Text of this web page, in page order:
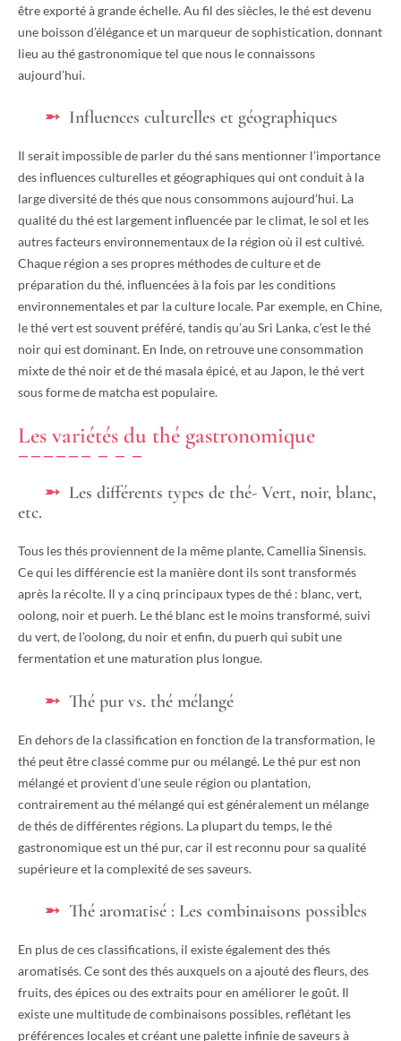
être exporté à grande échelle. Au fil des siècles, le thé est devenu
une boisson d’élégance et un marqueur de sophistication, donnant
lieu au thé gastronomique tel que nous le connaissons
aujourd’hui.
Influences culturelles et géographiques
Il serait impossible de parler du thé sans mentionner l’importance
des influences culturelles et géographiques qui ont conduit à la
large diversité de thés que nous consommons aujourd’hui. La
qualité du thé est largement influencée par le climat, le sol et les
autres facteurs environnementaux de la région où il est cultivé.
Chaque région a ses propres méthodes de culture et de
préparation du thé, influencées à la fois par les conditions
environnementales et par la culture locale. Par exemple, en Chine,
le thé vert est souvent préféré, tandis qu’au Sri Lanka, c’est le thé
noir qui est dominant. En Inde, on retrouve une consommation
mixte de thé noir et de thé masala épicé, et au Japon, le thé vert
sous forme de matcha est populaire.
Les variétés du thé gastronomique
Les différents types de thé- Vert, noir, blanc,
etc.
Tous les thés proviennent de la même plante, Camellia Sinensis.
Ce qui les différencie est la manière dont ils sont transformés
après la récolte. Il y a cinq principaux types de thé : blanc, vert,
oolong, noir et puerh. Le thé blanc est le moins transformé, suivi
du vert, de l’oolong, du noir et enfin, du puerh qui subit une
fermentation et une maturation plus longue.
Thé pur vs. thé mélangé
En dehors de la classification en fonction de la transformation, le
thé peut être classé comme pur ou mélangé. Le thé pur est non
mélangé et provient d’une seule région ou plantation,
contrairement au thé mélangé qui est généralement un mélange
de thés de différentes régions. La plupart du temps, le thé
gastronomique est un thé pur, car il est reconnu pour sa qualité
supérieure et la complexité de ses saveurs.
Thé aromatisé : Les combinaisons possibles
En plus de ces classifications, il existe également des thés
aromatisés. Ce sont des thés auxquels on a ajouté des fleurs, des
fruits, des épices ou des extraits pour en améliorer le goût. Il
existe une multitude de combinaisons possibles, reflétant les
préférences locales et créant une palette infinie de saveurs à